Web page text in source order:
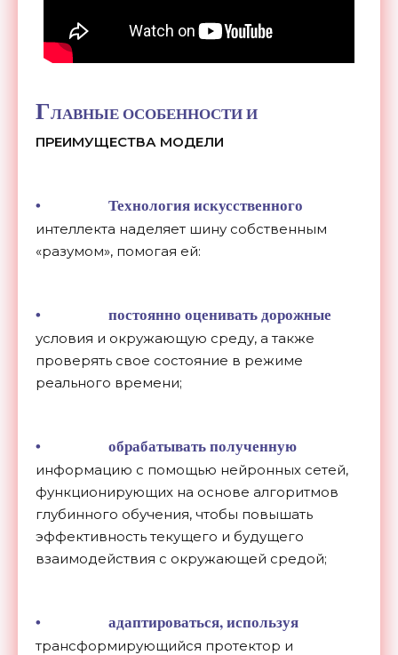
ГЛАВНЫЕ ОСОБЕННОСТИ И
ПРЕИМУЩЕСТВА МОДЕЛИ
• Технология искусственного
интеллекта наделяет шину собственным
«разумом», помогая ей:
• постоянно оценивать дорожные
условия и окружающую среду, а также
проверять свое состояние в режиме
реального времени;
• обрабатывать полученную
информацию с помощью нейронных сетей,
функционирующих на основе алгоритмов
глубинного обучения, чтобы повышать
эффективность текущего и будущего
взаимодействия с окружающей средой;
• адаптироваться, используя
трансформирующийся протектор и